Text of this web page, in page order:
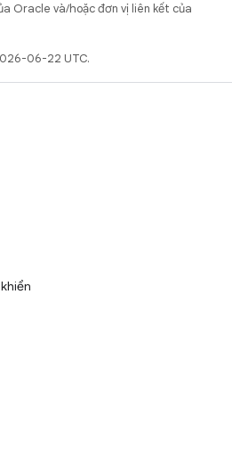
Oracle và/hoặc đơn vị liên kết của
06-22 UTC.